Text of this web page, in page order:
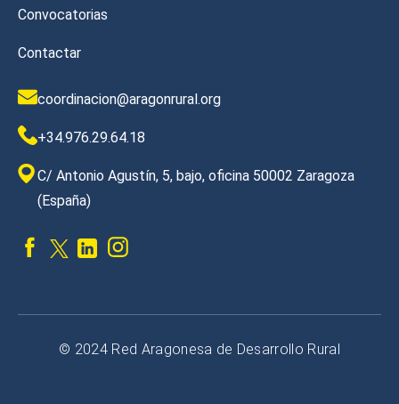
Convocatorias
Contactar
coordinacion@aragonrural.org
+34.976.29.64.18
C/ Antonio Agustín, 5, bajo, oficina 50002 Zaragoza
(España)
© 2024 Red Aragonesa de Desarrollo Rural